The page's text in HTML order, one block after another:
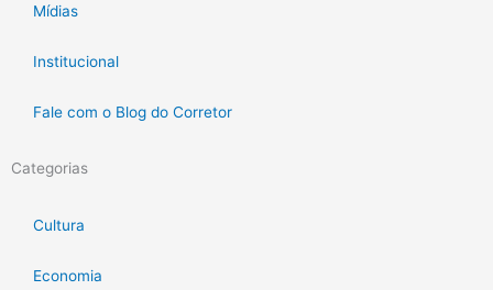
Mídias
Institucional
Fale com o Blog do Corretor
Categorias
Cultura
Economia